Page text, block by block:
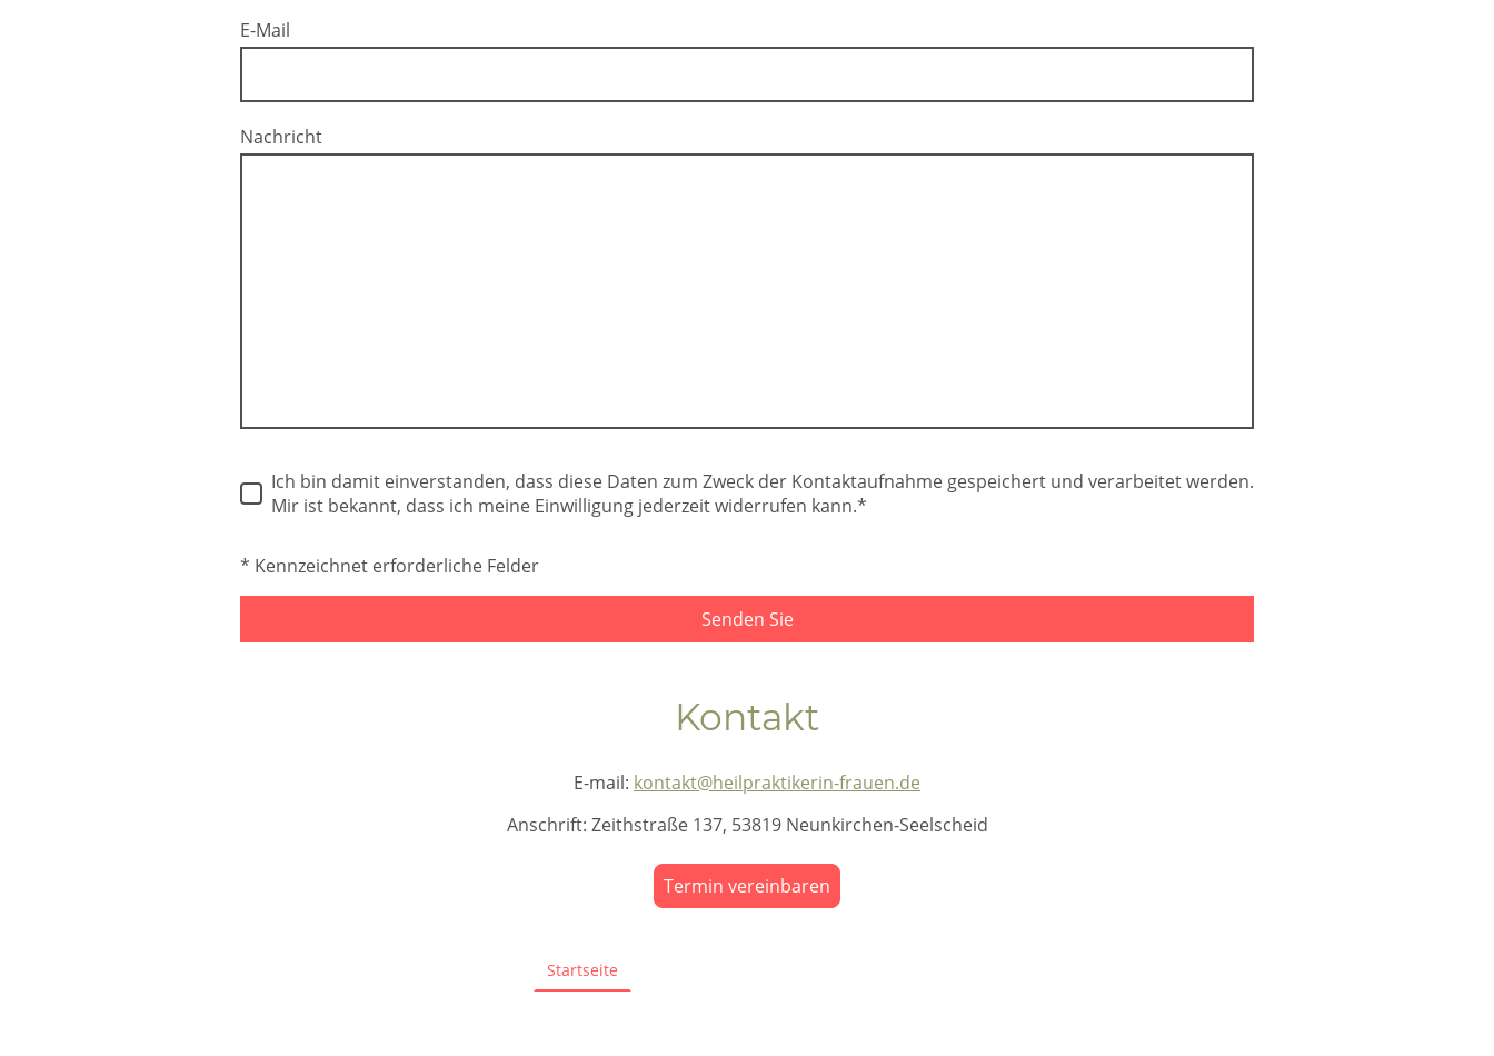
E-Mail
Nachricht
Ich bin damit einverstanden, dass diese Daten zum Zweck der Kontaktaufnahme gespeichert und verarbeitet werden.
Mir ist bekannt, dass ich meine Einwilligung jederzeit widerrufen kann.*
* Kennzeichnet erforderliche Felder
Senden Sie
Kontakt
E-mail: kontakt@heilpraktikerin-frauen.de
Anschrift: Zeithstraße 137, 53819 Neunkirchen-Seelscheid
Termin vereinbaren
Startseite